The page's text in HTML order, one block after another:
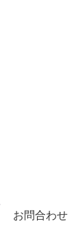
お問合わせ